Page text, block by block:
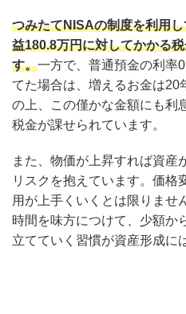
つみたてNISAの制度を利用
益180.8万円に対してかかる
す。一方で、普通預金の利率
てた場合は、増えるお金は20
の上、この僅かな金額にも利
税金が課せられています。
また、物価が上昇すれば資産
リスクを抱えています。価格
用が上手くいくとは限りませ
時間を味方につけて、少額か
立てていく習慣が資産形成に